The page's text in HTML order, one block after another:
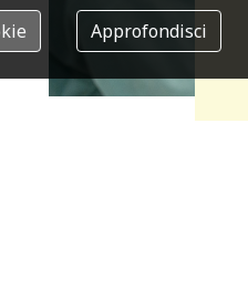
Approfondisci